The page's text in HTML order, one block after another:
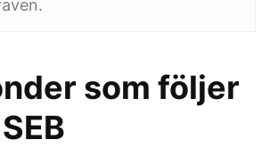
som följer